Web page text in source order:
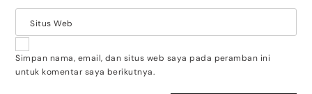
Situs Web
Simpan nama, email, dan situs web saya pada peramban ini
untuk komentar saya berikutnya.